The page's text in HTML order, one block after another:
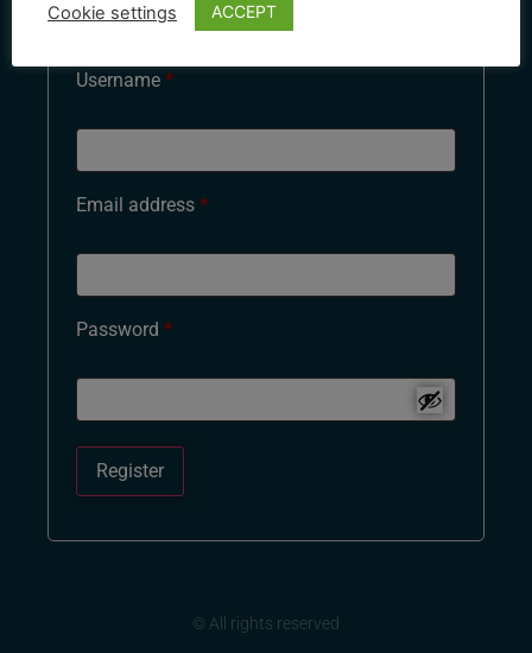
Username *
Email address *
Password *
Register
© All rights reserved
Cookie settings ACCEPT